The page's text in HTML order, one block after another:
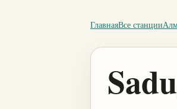
ГлавнаяВсе станции